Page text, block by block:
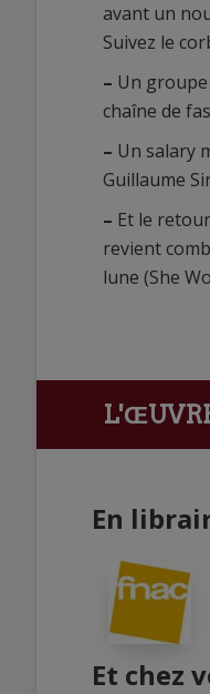
avant un
Suivez le
– Un
chaîne de
– Un salary
Guillaume
– Et le
revient
lune (She
En
Et chez